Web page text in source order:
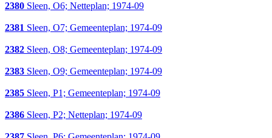
2380 Sleen, O6; Netteplan; 1974-09
2381 Sleen, O7; Gemeenteplan; 1974-09
2382 Sleen, O8; Gemeenteplan; 1974-09
2383 Sleen, O9; Gemeenteplan; 1974-09
2385 Sleen, P1; Gemeenteplan; 1974-09
2386 Sleen, P2; Netteplan; 1974-09